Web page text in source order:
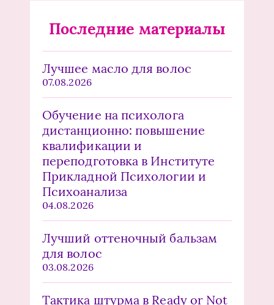
Последние материалы
Лучшее масло для волос
07.08.2026
Обучение на психолога
дистанционно: повышение
квалификации и
переподготовка в Институте
Прикладной Психологии и
Психоанализа
04.08.2026
Лучший оттеночный бальзам
для волос
03.08.2026
Тактика штурма в Ready or Not